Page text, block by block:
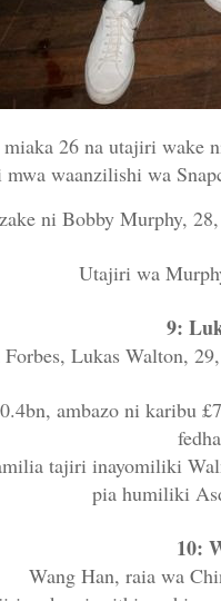
26 na utajiri wake
waanzilishi wa
ni Bobby Murphy,
Utajiri wa
9:
Lukas Walton,
ambazo ni karibu
tajiri inayomiliki
pia humiliki
10:
Wang Han, raia wa